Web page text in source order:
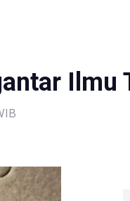
Ilmu